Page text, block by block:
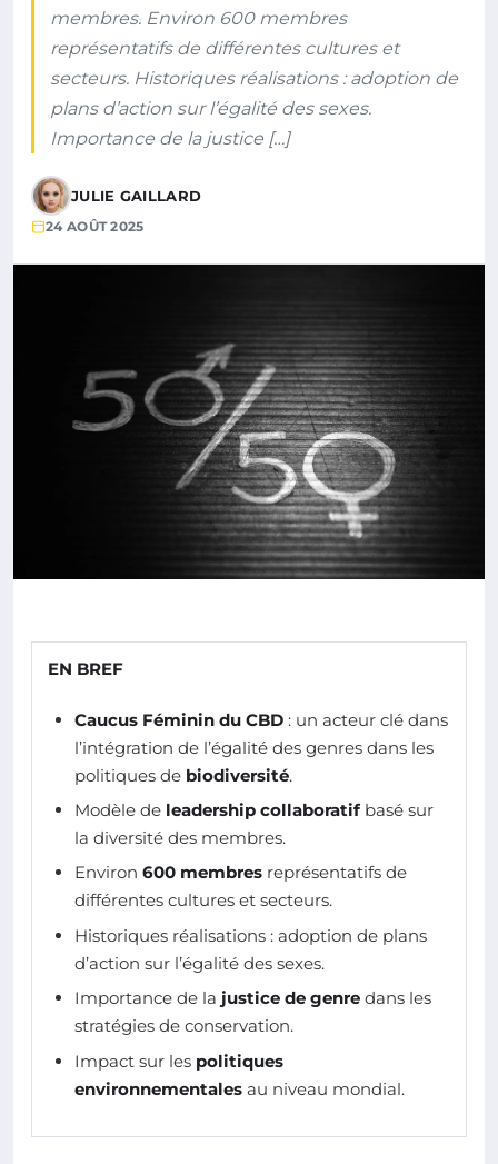
membres. Environ 600 membres
représentatifs de différentes cultures et
secteurs. Historiques réalisations : adoption de
plans d’action sur l’égalité des sexes.
Importance de la justice […]
JULIE GAILLARD
24 AOÛT 2025
EN BREF
Caucus Féminin du CBD : un acteur clé dans
l’intégration de l’égalité des genres dans les
politiques de biodiversité.
Modèle de leadership collaboratifbasé sur
la diversité des membres.
Environ 600 membres représentatifs de
différentes cultures et secteurs.
Historiques réalisations : adoption de plans
d’action sur l’égalité des sexes.
Importance de la justice de genre dans les
stratégies de conservation.
Impact sur les politiques
environnementales au niveau mondial.